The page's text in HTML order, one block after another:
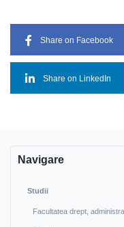
Share on Facebook
Share on LinkedIn
Navigare
Studii
Facultatea drept,